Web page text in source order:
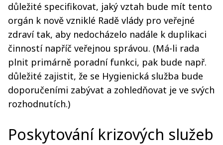
důležité specifikovat, jaký vztah bude mít tento
orgán k nově vzniklé Radě vlády pro veřejné
zdraví tak, aby nedocházelo nadále k duplikaci
činností napříč veřejnou správou. (Má-li rada
plnit primárně poradní funkci, pak bude např.
důležité zajistit, že se Hygienická služba bude
doporučeními zabývat a zohledňovat je ve svých
rozhodnutích.)
Poskytování krizových služeb